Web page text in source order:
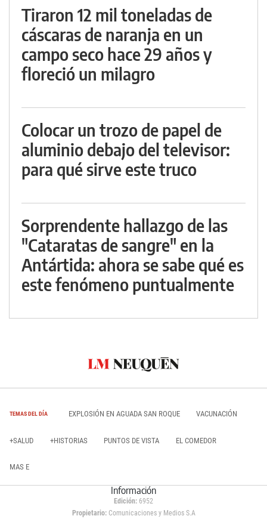
Tiraron 12 mil toneladas de
cáscaras de naranja en un
campo seco hace 29 años y
floreció un milagro
Colocar un trozo de papel de
aluminio debajo del televisor:
para qué sirve este truco
Sorprendente hallazgo de las
"Cataratas de sangre" en la
Antártida: ahora se sabe qué es
este fenómeno puntualmente
TEMAS DEL DÍA EXPLOSIÓN EN AGUADA SAN ROQUE VACUNACIÓN
+SALUD +HISTORIAS PUNTOS DE VISTA EL COMEDOR
MAS E
Información
Edición: 6952
Propietario:Comunicaciones y Medios S.A